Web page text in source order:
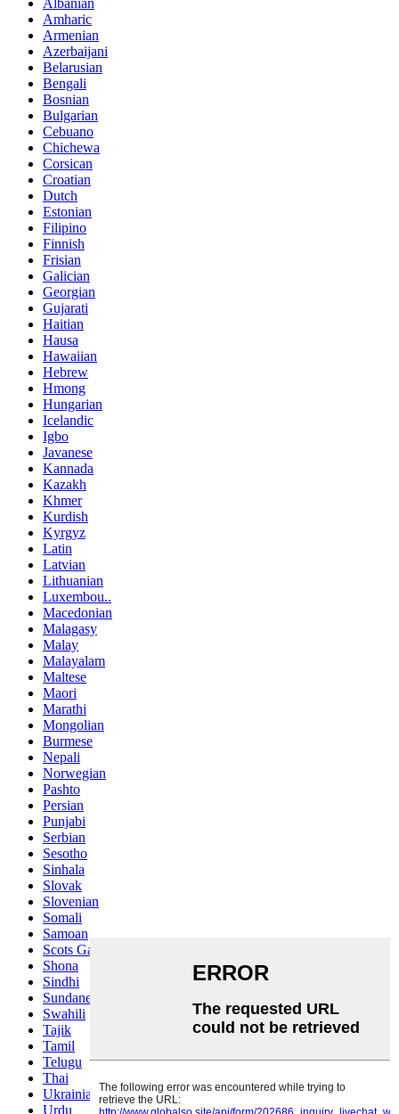
Albanian
Amharic
Armenian
Azerbaijani
Belarusian
Bengali
Bosnian
Bulgarian
Cebuano
Chichewa
Corsican
Croatian
Dutch
Estonian
Filipino
Finnish
Frisian
Galician
Georgian
Gujarati
Haitian
Hausa
Hawaiian
Hebrew
Hmong
Hungarian
Icelandic
Igbo
Javanese
Kannada
Kazakh
Khmer
Kurdish
Kyrgyz
Latin
Latvian
Lithuanian
Luxembou..
Macedonian
Malagasy
Malay
Malayalam
Maltese
Maori
Marathi
Mongolian
Burmese
Nepali
Norwegian
Pashto
Persian
Punjabi
Serbian
Sesotho
Sinhala
Slovak
Slovenian
Somali
Samoan
Scots Gaelic
Shona
Sindhi
Sundanese
Swahili
Tajik
Tamil
Telugu
Thai
Ukrainian
Urdu